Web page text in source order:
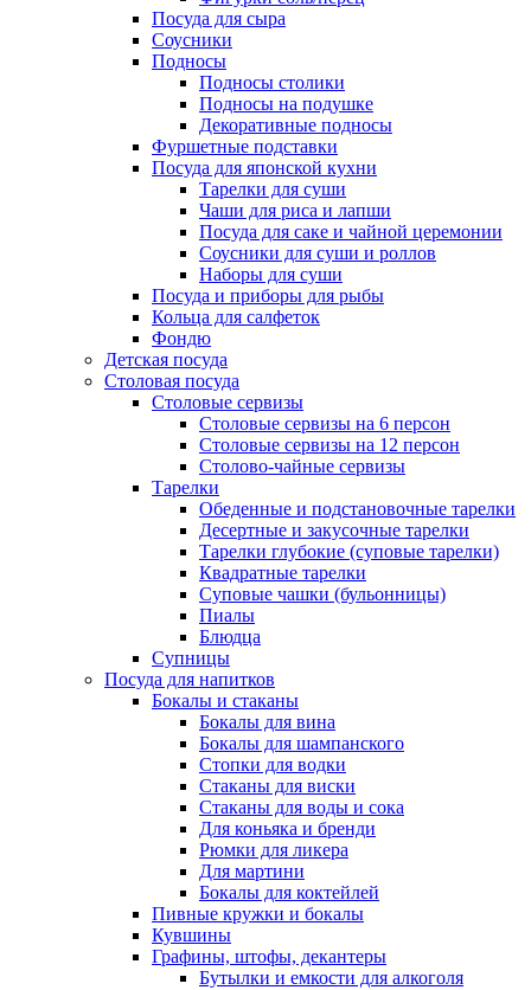
Посуда для сыра
Соусники
Подносы
Подносы столики
Подносы на подушке
Декоративные подносы
Фуршетные подставки
Посуда для японской кухни
Тарелки для суши
Чаши для риса и лапши
Посуда для саке и чайной церемонии
Соусники для суши и роллов
Наборы для суши
Посуда и приборы для рыбы
Кольца для салфеток
Фондю
Детская посуда
Столовая посуда
Столовые сервизы
Столовые сервизы на 6 персон
Столовые сервизы на 12 персон
Столово-чайные сервизы
Тарелки
Обеденные и подстановочные тарелки
Десертные и закусочные тарелки
Тарелки глубокие (суповые тарелки)
Квадратные тарелки
Суповые чашки (бульонницы)
Пиалы
Блюдца
Супницы
Посуда для напитков
Бокалы и стаканы
Бокалы для вина
Бокалы для шампанского
Стопки для водки
Стаканы для виски
Стаканы для воды и сока
Для коньяка и бренди
Рюмки для ликера
Для мартини
Бокалы для коктейлей
Пивные кружки и бокалы
Кувшины
Графины, штофы, декантеры
Бутылки и емкости для алкоголя